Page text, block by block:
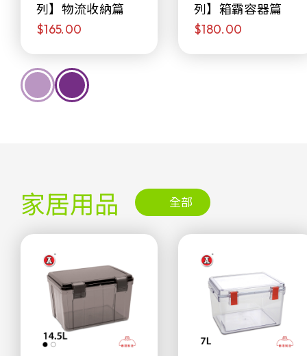
列】物流收納篇
$165.00
列】箱霸容器篇
$180.00
家居用品 全部